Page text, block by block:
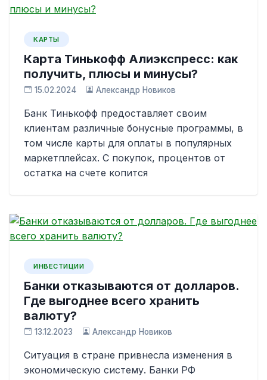
КАРТЫ
Карта Тинькофф Алиэкспресс: как
получить, плюсы и минусы?
15.02.2024 Александр Новиков
Банк Тинькофф предоставляет своим
клиентам различные бонусные программы, в
том числе карты для оплаты в популярных
маркетплейсах. С покупок, процентов от
остатка на счете копится
ИНВЕСТИЦИИ
Банки отказываются от долларов.
Где выгоднее всего хранить
валюту?
13.12.2023 Александр Новиков
Ситуация в стране привнесла изменения в
экономическую систему. Банки РФ